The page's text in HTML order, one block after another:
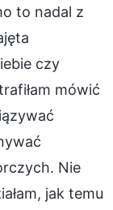
to nadal z
czy
mówić
Nie
jak temu